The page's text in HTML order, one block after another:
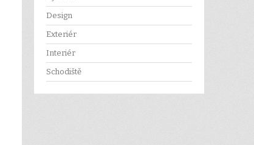
Design
Exteriér
Interiér
Schodiště